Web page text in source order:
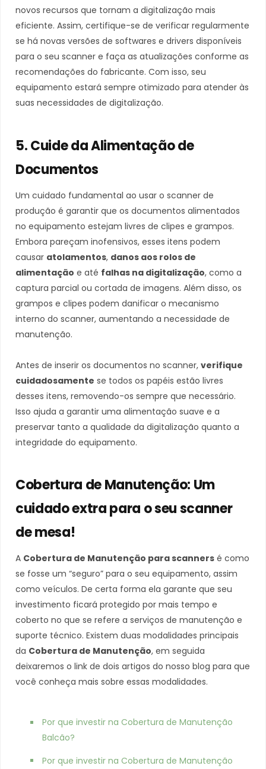
novos recursos que tornam a digitalização mais
eficiente. Assim, certifique-se de verificar regularmente
se há novas versões de softwares e drivers disponíveis
para o seu scanner e faça as atualizações conforme as
recomendações do fabricante. Com isso, seu
equipamento estará sempre otimizado para atender às
suas necessidades de digitalização.
5. Cuide da Alimentação de
Documentos
Um cuidado fundamental ao usar o scanner de
produção é garantir que os documentos alimentados
no equipamento estejam livres de clipes e grampos.
Embora pareçam inofensivos, esses itens podem
causar atolamentos, danos aos rolos de
alimentação e até falhas na digitalização, como a
captura parcial ou cortada de imagens. Além disso, os
grampos e clipes podem danificar o mecanismo
interno do scanner, aumentando a necessidade de
manutenção.
Antes de inserir os documentos no scanner, verifique
cuidadosamente se todos os papéis estão livres
desses itens, removendo-os sempre que necessário.
Isso ajuda a garantir uma alimentação suave e a
preservar tanto a qualidade da digitalização quanto a
integridade do equipamento.
Cobertura de Manutenção: Um
cuidado extra para o seu scanner
de mesa!
A Cobertura de Manutenção para scanners é como
se fosse um “seguro” para o seu equipamento, assim
como veículos. De certa forma ela garante que seu
investimento ficará protegido por mais tempo e
coberto no que se refere a serviços de manutenção e
suporte técnico. Existem duas modalidades principais
da Cobertura de Manutenção, em seguida
deixaremos o link de dois artigos do nosso blog para que
você conheça mais sobre essas modalidades.
Por que investir na Cobertura de Manutenção
Balcão?
Por que investir na Cobertura de Manutenção